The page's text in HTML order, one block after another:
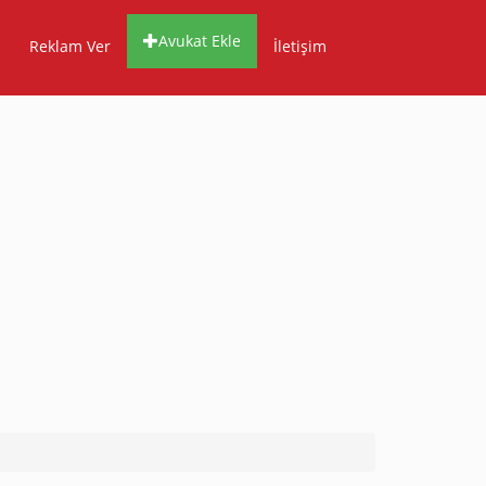
Reklam Ver Avukat Ekle İletişim